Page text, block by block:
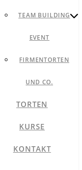
TEAM BUILDING
EVENT
FIRMENTORTEN
UND CO.
TORTEN
KURSE
KONTAKT